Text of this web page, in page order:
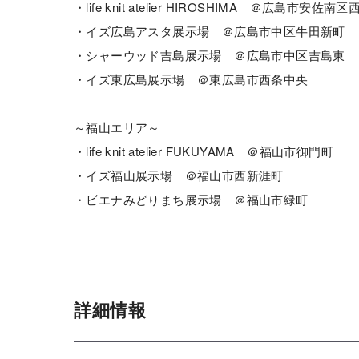
・life knit atelier HIROSHIMA ＠広島市安佐南区
・イズ広島アスタ展示場 ＠広島市中区牛田新町
・シャーウッド吉島展示場 ＠広島市中区吉島東
・イズ東広島展示場 ＠東広島市西条中央
～福山エリア～
・life knit atelier FUKUYAMA ＠福山市御門町
・イズ福山展示場 ＠福山市西新涯町
・ビエナみどりまち展示場 ＠福山市緑町
詳細情報